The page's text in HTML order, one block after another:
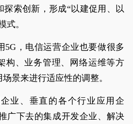
探索创新，形成“以建促用、以
式。
5G，电信运营企业也要做很多
构、业务管理、网络运维等方
景来进行适应性的调整。
业、垂直的各个行业应用企
广下去的集成开发企业、解决